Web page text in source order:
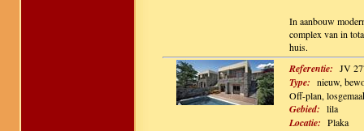
In aanbouw
complex van in
huis.
Referentie: JV
Type: nieuw,
Off-plan,
Gebied: lila
Locatie: Plaka